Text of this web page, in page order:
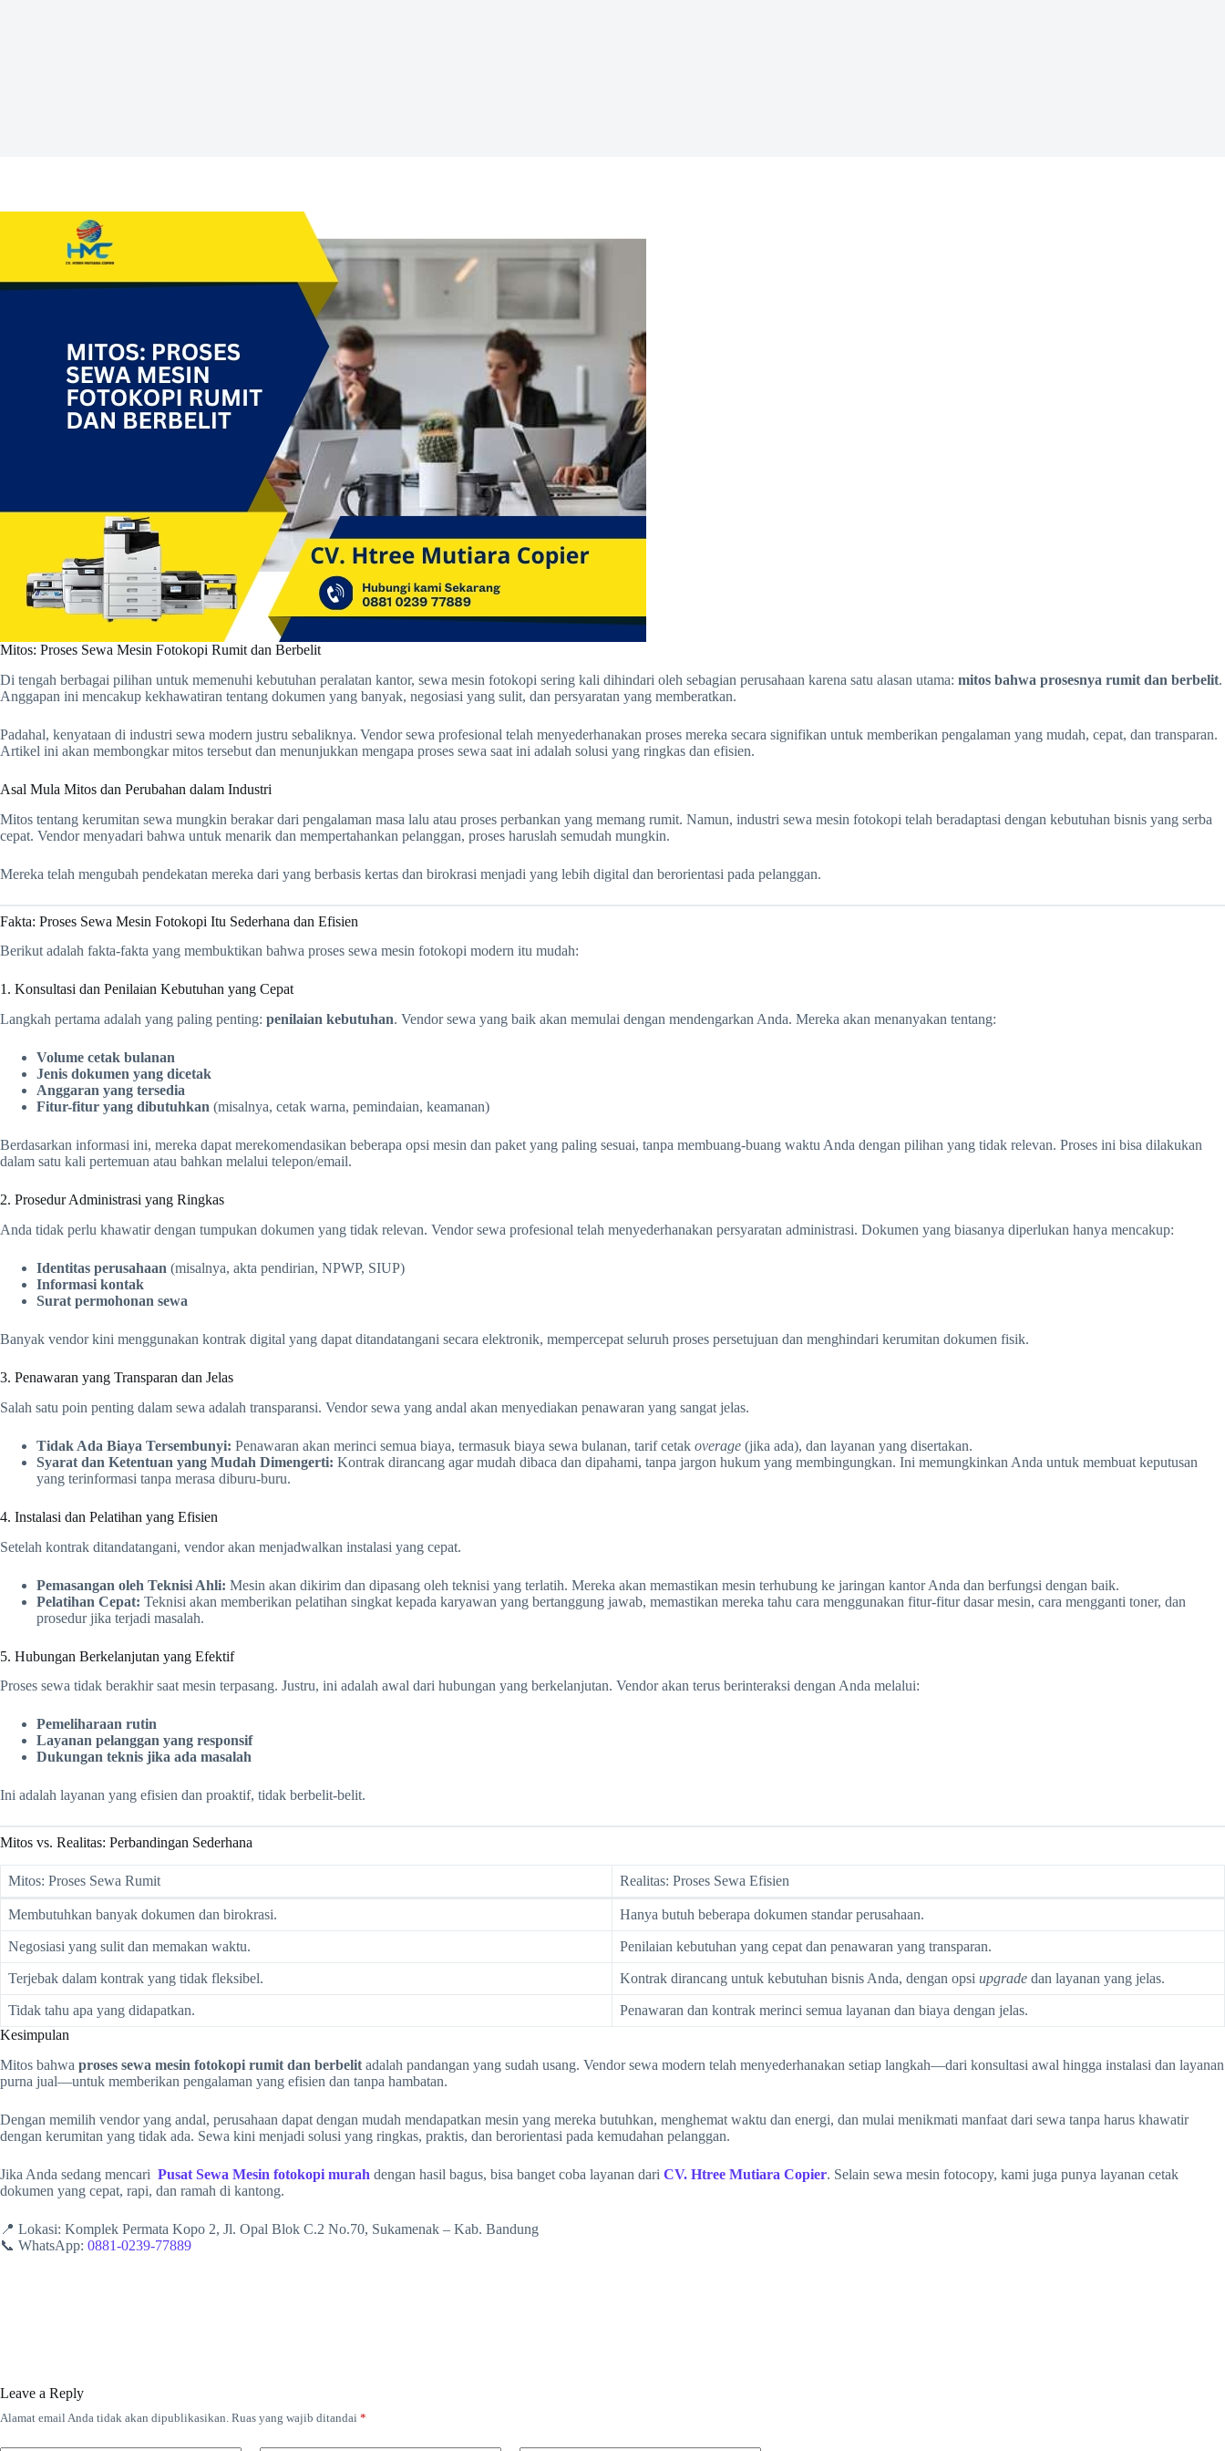
Mitos: Proses Sewa Mesin Fotokopi Rumit dan Berbelit
Di tengah berbagai pilihan untuk memenuhi kebutuhan peralatan kantor, sewa mesin fotokopi sering kali dihindari oleh sebagian perusahaan karena satu alasan utama: mitos bahwa prosesnya rumit dan berbelit.
Anggapan ini mencakup kekhawatiran tentang dokumen yang banyak, negosiasi yang sulit, dan persyaratan yang memberatkan.
Padahal, kenyataan di industri sewa modern justru sebaliknya. Vendor sewa profesional telah menyederhanakan proses mereka secara signifikan untuk memberikan pengalaman yang mudah, cepat, dan transparan.
Artikel ini akan membongkar mitos tersebut dan menunjukkan mengapa proses sewa saat ini adalah solusi yang ringkas dan efisien.
Asal Mula Mitos dan Perubahan dalam Industri
Mitos tentang kerumitan sewa mungkin berakar dari pengalaman masa lalu atau proses perbankan yang memang rumit. Namun, industri sewa mesin fotokopi telah beradaptasi dengan kebutuhan bisnis yang serba
cepat. Vendor menyadari bahwa untuk menarik dan mempertahankan pelanggan, proses haruslah semudah mungkin.
Mereka telah mengubah pendekatan mereka dari yang berbasis kertas dan birokrasi menjadi yang lebih digital dan berorientasi pada pelanggan.
Fakta: Proses Sewa Mesin Fotokopi Itu Sederhana dan Efisien
Berikut adalah fakta-fakta yang membuktikan bahwa proses sewa mesin fotokopi modern itu mudah:
1. Konsultasi dan Penilaian Kebutuhan yang Cepat
Langkah pertama adalah yang paling penting: penilaian kebutuhan. Vendor sewa yang baik akan memulai dengan mendengarkan Anda. Mereka akan menanyakan tentang:
Volume cetak bulanan
Jenis dokumen yang dicetak
Anggaran yang tersedia
Fitur-fitur yang dibutuhkan (misalnya, cetak warna, pemindaian, keamanan)
Berdasarkan informasi ini, mereka dapat merekomendasikan beberapa opsi mesin dan paket yang paling sesuai, tanpa membuang-buang waktu Anda dengan pilihan yang tidak relevan. Proses ini bisa dilakukan
dalam satu kali pertemuan atau bahkan melalui telepon/email.
2. Prosedur Administrasi yang Ringkas
Anda tidak perlu khawatir dengan tumpukan dokumen yang tidak relevan. Vendor sewa profesional telah menyederhanakan persyaratan administrasi. Dokumen yang biasanya diperlukan hanya mencakup:
Identitas perusahaan (misalnya, akta pendirian, NPWP, SIUP)
Informasi kontak
Surat permohonan sewa
Banyak vendor kini menggunakan kontrak digital yang dapat ditandatangani secara elektronik, mempercepat seluruh proses persetujuan dan menghindari kerumitan dokumen fisik.
3. Penawaran yang Transparan dan Jelas
Salah satu poin penting dalam sewa adalah transparansi. Vendor sewa yang andal akan menyediakan penawaran yang sangat jelas.
Tidak Ada Biaya Tersembunyi: Penawaran akan merinci semua biaya, termasuk biaya sewa bulanan, tarif cetak overage (jika ada), dan layanan yang disertakan.
Syarat dan Ketentuan yang Mudah Dimengerti: Kontrak dirancang agar mudah dibaca dan dipahami, tanpa jargon hukum yang membingungkan. Ini memungkinkan Anda untuk membuat keputusan
yang terinformasi tanpa merasa diburu-buru.
4. Instalasi dan Pelatihan yang Efisien
Setelah kontrak ditandatangani, vendor akan menjadwalkan instalasi yang cepat.
Pemasangan oleh Teknisi Ahli: Mesin akan dikirim dan dipasang oleh teknisi yang terlatih. Mereka akan memastikan mesin terhubung ke jaringan kantor Anda dan berfungsi dengan baik.
Pelatihan Cepat: Teknisi akan memberikan pelatihan singkat kepada karyawan yang bertanggung jawab, memastikan mereka tahu cara menggunakan fitur-fitur dasar mesin, cara mengganti toner, dan
prosedur jika terjadi masalah.
5. Hubungan Berkelanjutan yang Efektif
Proses sewa tidak berakhir saat mesin terpasang. Justru, ini adalah awal dari hubungan yang berkelanjutan. Vendor akan terus berinteraksi dengan Anda melalui:
Pemeliharaan rutin
Layanan pelanggan yang responsif
Dukungan teknis jika ada masalah
Ini adalah layanan yang efisien dan proaktif, tidak berbelit-belit.
Mitos vs. Realitas: Perbandingan Sederhana
Mitos: Proses Sewa Rumit Realitas: Proses Sewa Efisien
Membutuhkan banyak dokumen dan birokrasi. Hanya butuh beberapa dokumen standar perusahaan.
Negosiasi yang sulit dan memakan waktu. Penilaian kebutuhan yang cepat dan penawaran yang transparan.
Terjebak dalam kontrak yang tidak fleksibel. Kontrak dirancang untuk kebutuhan bisnis Anda, dengan opsi upgrade dan layanan yang jelas.
Tidak tahu apa yang didapatkan.
Penawaran dan kontrak merinci semua layanan dan biaya dengan jelas.
Kesimpulan
Mitos bahwa proses sewa mesin fotokopi rumit dan berbelit adalah pandangan yang sudah usang. Vendor sewa modern telah menyederhanakan setiap langkah—dari konsultasi awal hingga instalasi dan layanan
purna jual—untuk memberikan pengalaman yang efisien dan tanpa hambatan.
Dengan memilih vendor yang andal, perusahaan dapat dengan mudah mendapatkan mesin yang mereka butuhkan, menghemat waktu dan energi, dan mulai menikmati manfaat dari sewa tanpa harus khawatir
dengan kerumitan yang tidak ada. Sewa kini menjadi solusi yang ringkas, praktis, dan berorientasi pada kemudahan pelanggan.
Jika Anda sedang mencari Pusat Sewa Mesin fotokopi murah dengan hasil bagus, bisa banget coba layanan dari CV. Htree Mutiara Copier. Selain sewa mesin fotocopy, kami juga punya layanan cetak
dokumen yang cepat, rapi, dan ramah di kantong.
📍 Lokasi: Komplek Permata Kopo 2, Jl. Opal Blok C.2 No.70, Sukamenak – Kab. Bandung
📞 WhatsApp: 0881-0239-77889
Leave a Reply
Alamat email Anda tidak akan dipublikasikan. Ruas yang wajib ditandai *